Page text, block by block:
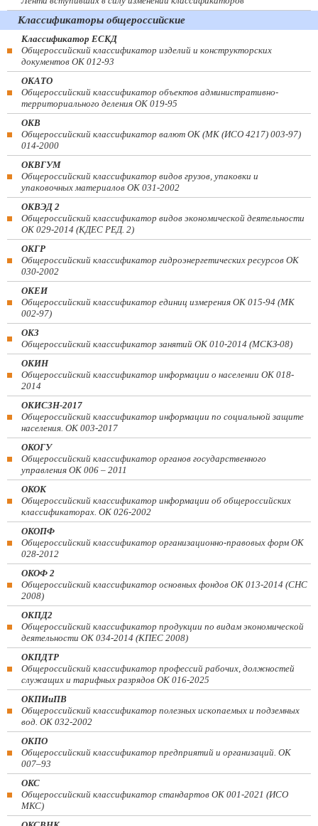
Классификаторы общероссийские
Классификатор ЕСКД
Общероссийский классификатор изделий и конструкторских
документов ОК 012-93
ОКАТО
Общероссийский классификатор объектов административно-
территориального деления ОК 019-95
ОКВ
Общероссийский классификатор валют ОК (МК (ИСО 4217) 003-97)
014-2000
ОКВГУМ
Общероссийский классификатор видов грузов, упаковки и
упаковочных материалов ОК 031-2002
ОКВЭД 2
Общероссийский классификатор видов экономической деятельности
ОК 029-2014 (КДЕС РЕД. 2)
ОКГР
Общероссийский классификатор гидроэнергетических ресурсов ОК
030-2002
ОКЕИ
Общероссийский классификатор единиц измерения ОК 015-94 (МК
002-97)
ОКЗ
Общероссийский классификатор занятий ОК 010-2014 (МСКЗ-08)
ОКИН
Общероссийский классификатор информации о населении ОК 018-
2014
ОКИСЗН-2017
Общероссийский классификатор информации по социальной защите
населения. ОК 003-2017
ОКОГУ
Общероссийский классификатор органов государственного
управления ОК 006 – 2011
ОКОК
Общероссийский классификатор информации об общероссийских
классификаторах. ОК 026-2002
ОКОПФ
Общероссийский классификатор организационно-правовых форм ОК
028-2012
ОКОФ 2
Общероссийский классификатор основных фондов ОК 013-2014 (СНС
2008)
ОКПД2
Общероссийский классификатор продукции по видам экономической
деятельности ОК 034-2014 (КПЕС 2008)
ОКПДТР
Общероссийский классификатор профессий рабочих, должностей
служащих и тарифных разрядов ОК 016-2025
ОКПИиПВ
Общероссийский классификатор полезных ископаемых и подземных
вод. ОК 032-2002
ОКПО
Общероссийский классификатор предприятий и организаций. ОК
007–93
ОКС
Общероссийский классификатор стандартов ОК 001-2021 (ИСО
МКС)